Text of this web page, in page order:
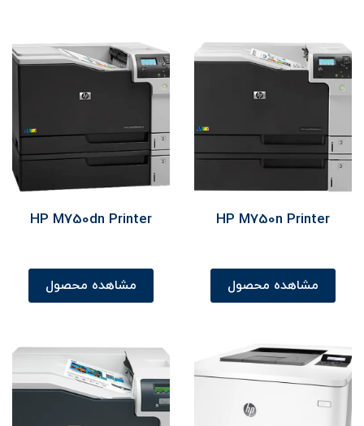
HP M750n Printer
مشاهده محصول
HP M750dn Printer
مشاهده محصول